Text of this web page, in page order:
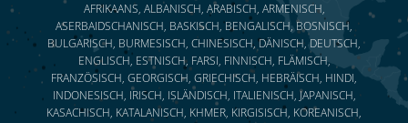
AFRIKAANS, ALBANISCH, ARABISCH, ARMENISCH,
ASERBAIDSCHANISCH, BASKISCH, BENGALISCH, BOSNISCH,
BULGARISCH, BURMESISCH, CHINESISCH, DÄNISCH, DEUTSCH,
ENGLISCH, ESTNISCH, FARSI, FINNISCH, FLÄMISCH,
FRANZÖSISCH, GEORGISCH, GRIECHISCH, HEBRÄISCH, HINDI,
INDONESISCH, IRISCH, ISLÄNDISCH, ITALIENISCH, JAPANISCH,
KASACHISCH, KATALANISCH, KHMER, KIRGISISCH, KOREANISCH,